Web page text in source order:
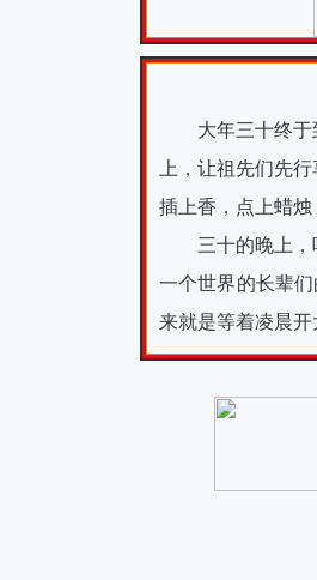
大年三十终
上，让祖先们先
插上香，点上蜡烛
三十的晚上
一个世界的长辈
来就是等着凌晨开